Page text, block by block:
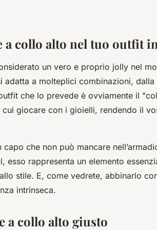
a collo alto nel tuo outfit
un vero e proprio jolly nel
adatta a molteplici combinazioni, dalla
che lo prevede è ovviamente il
giocare con i gioielli, rendendo il
che non può mancare
esso rappresenta un elemento
stile. E, come vedrete, abbinarlo
intrinseca.
a collo alto giusto